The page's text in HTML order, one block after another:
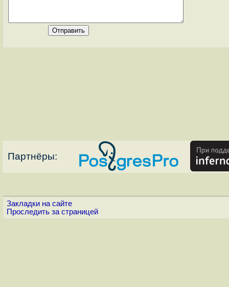
Партнёры:
Закладки на сайте
Проследить за страницей